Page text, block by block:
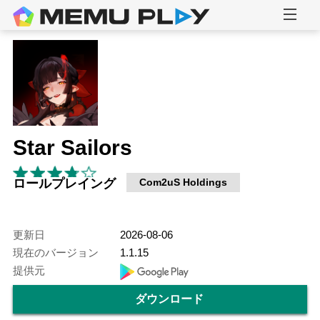
Star Sailors
ロールプレイング Com2uS Holdings
更新日
2026-08-06
現在のバージョン
1.1.15
提供元
ダウンロード